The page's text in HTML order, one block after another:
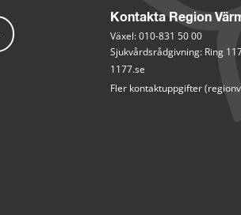
Kontakta Region
Växel: 010-831 50 00
Sjukvårdsrådgivning: Ring
1177.se
Fler kontaktuppgifter